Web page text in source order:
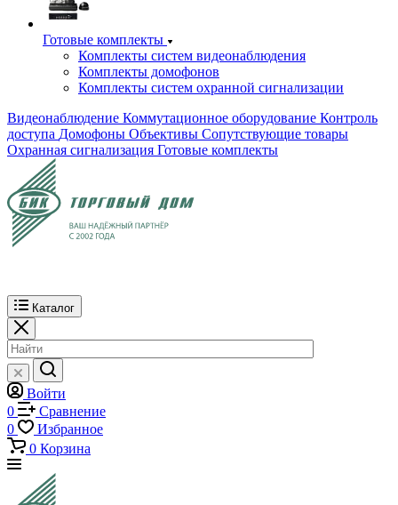
Готовые комплекты
Комплекты систем видеонаблюдения
Комплекты домофонов
Комплекты систем охранной сигнализации
Видеонаблюдение Коммутационное оборудование Контроль
доступа Домофоны Объективы Сопутствующие товары
Охранная сигнализация Готовые комплекты
Каталог
Войти
0
Сравнение
0
Избранное
0 Корзина